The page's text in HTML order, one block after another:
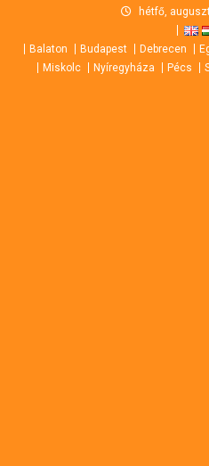
content
hétfő,
Balaton Budapest Debrecen
Miskolc
Nyíregyháza Pécs